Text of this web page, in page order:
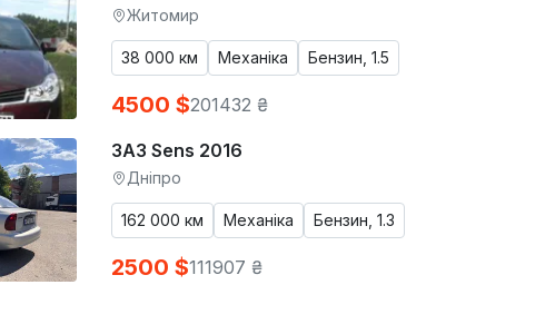
Житомир
38 000 км Механіка Бензин, 1.5
4500 $201432 ₴
ЗАЗ Sens 2016
Дніпро
162 000 км Механіка Бензин, 1.3
2500 $111907 ₴